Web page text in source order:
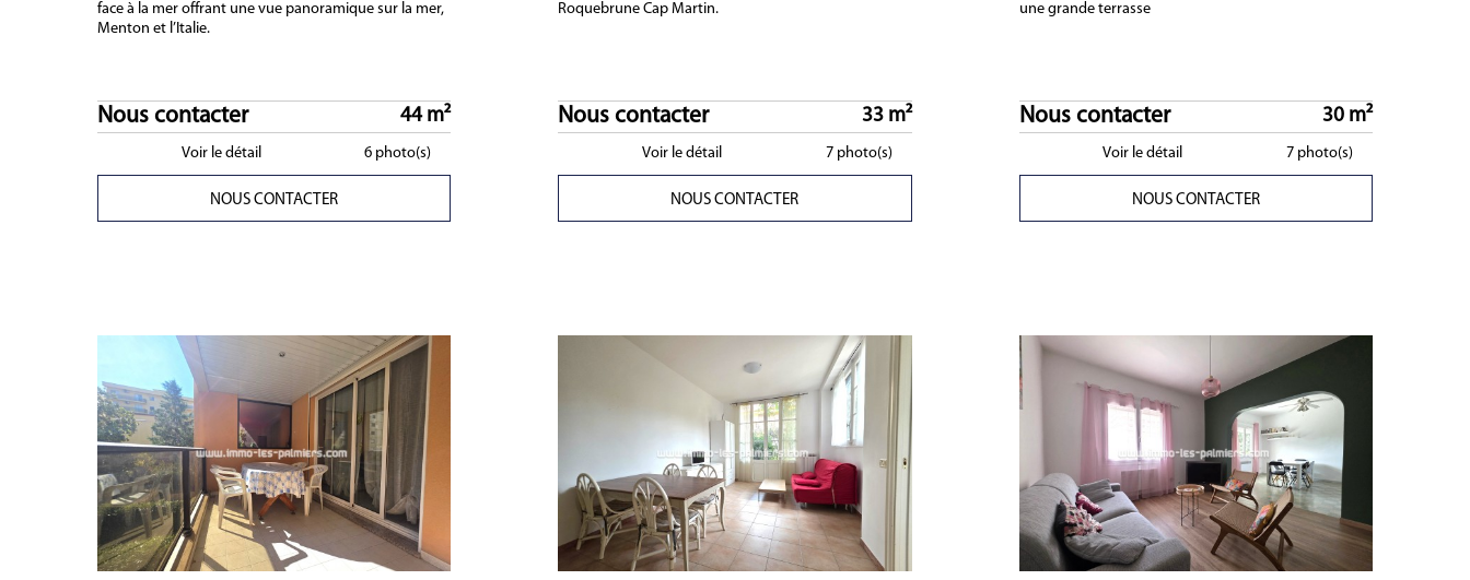
face à la mer offrant une vue panoramique sur la mer,
Menton et l’Italie.
Nous contacter 44 m²
Voir le détail 6 photo(s)
NOUS CONTACTER
Roquebrune Cap Martin.
Nous contacter 33 m²
Voir le détail 7 photo(s)
NOUS CONTACTER
une grande terrasse
Nous contacter 30 m²
Voir le détail 7 photo(s)
NOUS CONTACTER